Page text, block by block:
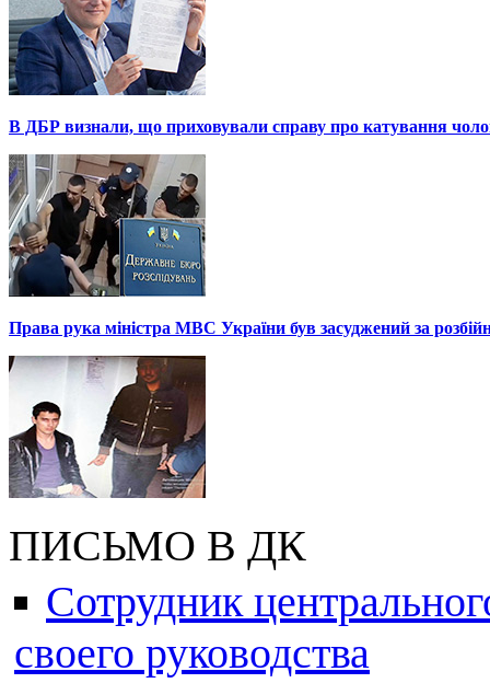
В ДБР визнали, що приховували справу про катування
Права рука міністра МВС України був засуджений за
ПИСЬМО В ДК
Сотрудник
своего руководства